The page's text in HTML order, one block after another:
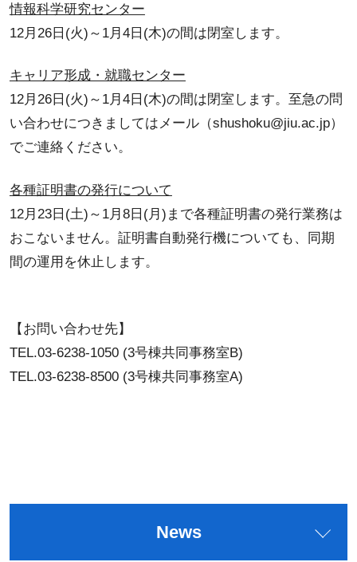
情報科学研究センター
12月26日(火)～1月4日(木)の間は閉室します。
キャリア形成・就職センター
12月26日(火)～1月4日(木)の間は閉室します。至急の問
い合わせにつきましてはメール（shushoku@jiu.ac.jp）
でご連絡ください。
各種証明書の発行について
12月23日(土)～1月8日(月)まで各種証明書の発行業務は
おこないません。証明書自動発行機についても、同期
間の運用を休止します。
【お問い合わせ先】
TEL.03-6238-1050 (3号棟共同事務室B)
TEL.03-6238-8500 (3号棟共同事務室A)
News